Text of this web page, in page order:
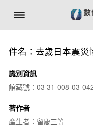
件名：去歲日本震災
識別資訊
館藏號：03-31-008-03-042
著作者
產生者：留慶三等